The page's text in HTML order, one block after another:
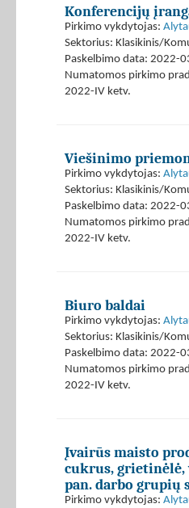
Konferencijų
Pirkimo vykdytojas:
Sektorius: Klasikinis/
Paskelbimo data: 2022-
Numatomos pirkimo
2022-IV ketv.
Viešinimo
Pirkimo vykdytojas:
Sektorius: Klasikinis/
Paskelbimo data: 2022-
Numatomos pirkimo
2022-IV ketv.
Biuro baldai
Pirkimo vykdytojas:
Sektorius: Klasikinis/
Paskelbimo data: 2022-
Numatomos pirkimo
2022-IV ketv.
Įvairūs maisto
cukrus, grietinėlė,
pan. darbo grupių
Pirkimo vykdytojas: